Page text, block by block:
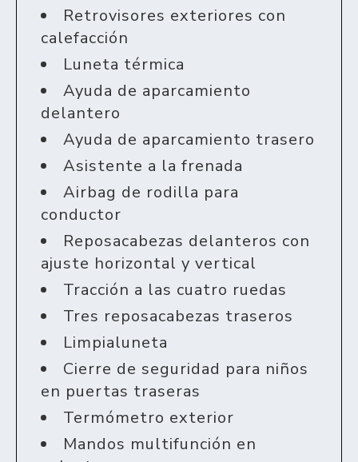
Retrovisores exteriores con
calefacción
Luneta térmica
Ayuda de aparcamiento
delantero
Ayuda de aparcamiento trasero
Asistente a la frenada
Airbag de rodilla para
conductor
Reposacabezas delanteros con
ajuste horizontal y vertical
Tracción a las cuatro ruedas
Tres reposacabezas traseros
Limpialuneta
Cierre de seguridad para niños
en puertas traseras
Termómetro exterior
Mandos multifunción en